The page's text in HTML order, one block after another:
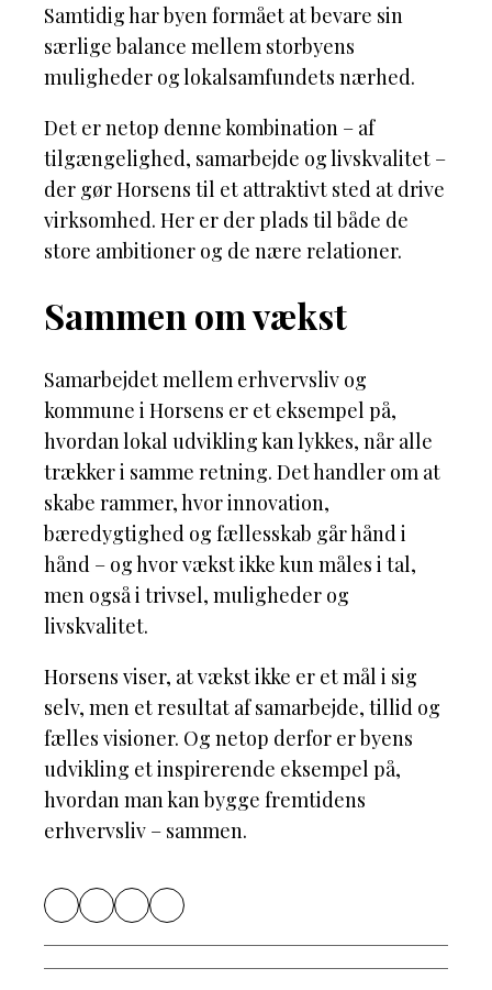
Samtidig har byen formået at bevare sin
særlige balance mellem storbyens
muligheder og lokalsamfundets nærhed.
Det er netop denne kombination – af
tilgængelighed, samarbejde og livskvalitet –
der gør Horsens til et attraktivt sted at drive
virksomhed. Her er der plads til både de
store ambitioner og de nære relationer.
Sammen om vækst
Samarbejdet mellem erhvervsliv og
kommune i Horsens er et eksempel på,
hvordan lokal udvikling kan lykkes, når alle
trækker i samme retning. Det handler om at
skabe rammer, hvor innovation,
bæredygtighed og fællesskab går hånd i
hånd – og hvor vækst ikke kun måles i tal,
men også i trivsel, muligheder og
livskvalitet.
Horsens viser, at vækst ikke er et mål i sig
selv, men et resultat af samarbejde, tillid og
fælles visioner. Og netop derfor er byens
udvikling et inspirerende eksempel på,
hvordan man kan bygge fremtidens
erhvervsliv – sammen.